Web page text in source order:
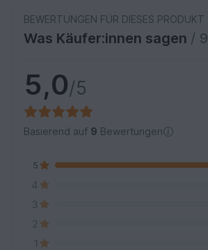
BEWERTUNGEN FÜR DIESES PRODUKT
Was Käufer:innen sagen / 9
5,0/5
Basierend auf 9 Bewertungen
5
4
3
2
1